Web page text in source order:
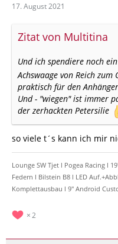
17. August 2021
Zitat von Multitina
Und ich spendiere noch
Achswaage von Reich
praktisch für den
Und - "wiegen" ist immer
der zerhackten Petersilie
so viele t´s kann ich mir
Lounge SW Tjet l Pogea Racing l
Federn l Bilstein B8 l LED
Komplettausbau l 9" Android
2